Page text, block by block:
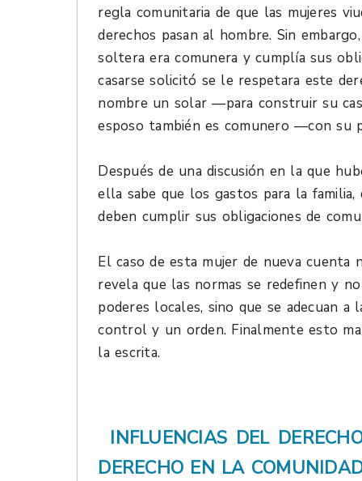
regla comunitaria de que las mujeres
derechos pasan al hombre. Sin
soltera era comunera y cumplía sus
casarse solicitó se le respetara este
nombre un solar —para construir su
esposo también es comunero —con su
Después de una discusión en la que
ella sabe que los gastos para la
deben cumplir sus obligaciones de
El caso de esta mujer de nueva
revela que las normas se redefinen y
poderes locales, sino que se adecuan a
control y un orden. Finalmente esto
la escrita.
INFLUENCIAS DEL
DERECHO EN LA